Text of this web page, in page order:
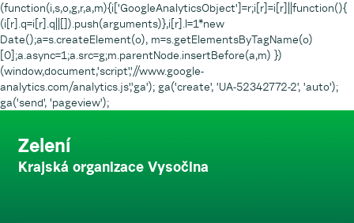
(function(i,s,o,g,r,a,m){i['GoogleAnalyticsObject']=r;i[r]=i[r]||function(){
(i[r].q=i[r].q||[]).push(arguments)},i[r].l=1*new
Date();a=s.createElement(o), m=s.getElementsByTagName(o)
[0];a.async=1;a.src=g;m.parentNode.insertBefore(a,m) })
(window,document,'script','//www.google-
analytics.com/analytics.js','ga'); ga('create', 'UA-52342772-2', 'auto');
ga('send', 'pageview');
Zelení
Krajská organizace Vysočina